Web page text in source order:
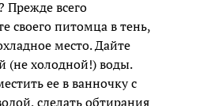
Прежде всего
своего питомца в тень,
место. Дайте
(не холодной!) воды.
ее в ванночку с
сделать обтирания